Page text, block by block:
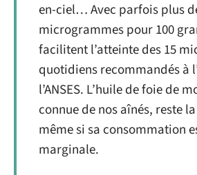
en-ciel… Avec parfois plus
microgrammes pour 100
facilitent l’atteinte des 15
quotidiens recommandés à
l’ANSES. L’huile de foie de
connue de nos aînés, reste
même si sa consommation
marginale.